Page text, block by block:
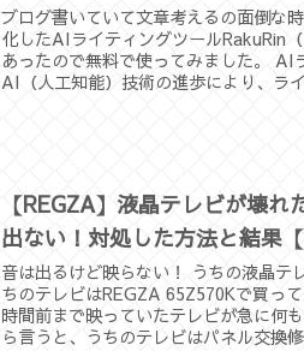
ブログ書いていて文章考えるの面倒な
化したAIライティングツールRakuRin
あったので無料で使ってみました。 AI
AI（人工知能）技術の進歩により、ラ
【REGZA】液晶テレビが壊
出ない！対処した方法と結果【
音は出るけど映らない！ うちの液晶テ
ちのテレビはREGZA 65Z570Kで買っ
時間前まで映っていたテレビが急に何
ら言うと、うちのテレビはパネル交換